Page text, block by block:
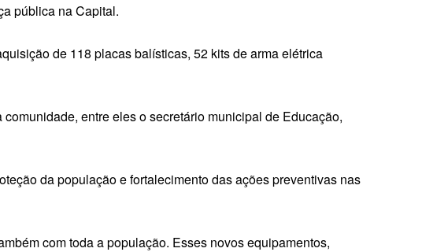
pública na Capital.
de 118 placas balísticas, 52 kits de arma elétrica
entre eles o secretário municipal de Educação,
da população e fortalecimento das ações preventivas nas
com toda a população. Esses novos equipamentos,